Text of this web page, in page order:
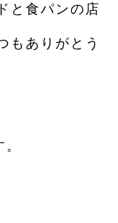
と食パンの店
もありがとう